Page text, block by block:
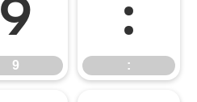
9
9
:
: